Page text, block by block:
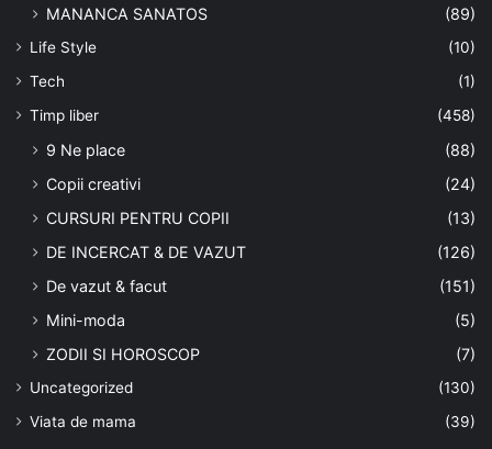
MANANCA SANATOS
(89)
Life Style
(10)
Tech
(1)
Timp liber
(458)
9 Ne place
(88)
Copii creativi
(24)
CURSURI PENTRU COPII
(13)
DE INCERCAT & DE VAZUT
(126)
De vazut & facut
(151)
Mini-moda
(5)
ZODII SI HOROSCOP
(7)
Uncategorized
(130)
Viata de mama
(39)